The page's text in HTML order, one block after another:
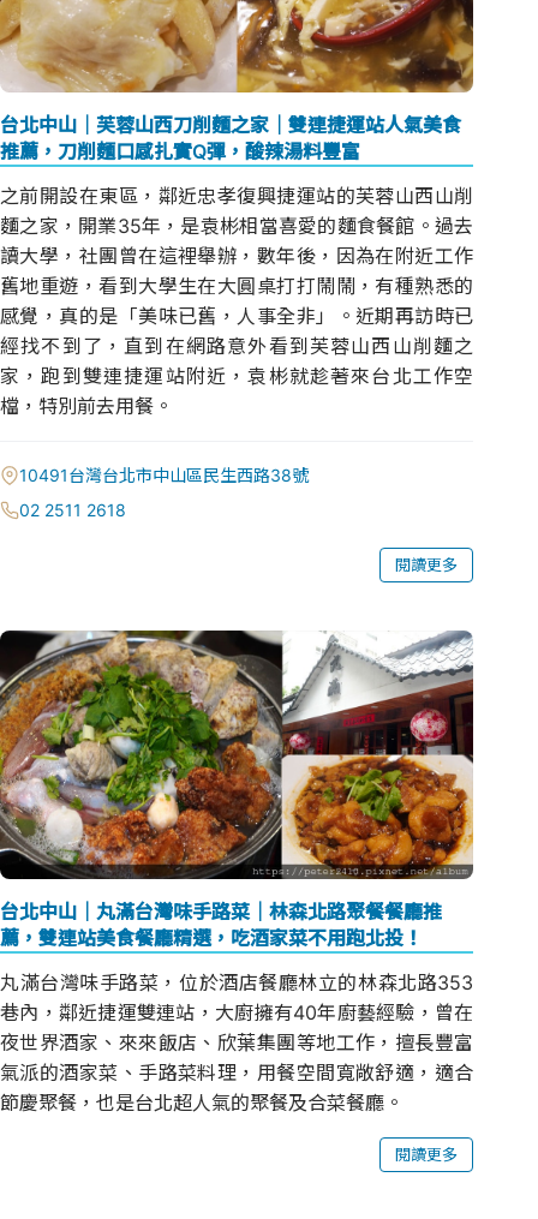
台北中山│芙蓉山西刀削麵之家│雙連捷運站人氣美食
推薦，刀削麵口感扎實Q彈，酸辣湯料豐富
之前開設在東區，鄰近忠孝復興捷運站的芙蓉山西山削
麵之家，開業35年，是袁彬相當喜愛的麵食餐館。過去
讀大學，社團曾在這裡舉辦，數年後，因為在附近工作
舊地重遊，看到大學生在大圓桌打打鬧鬧，有種熟悉的
感覺，真的是「美味已舊，人事全非」。近期再訪時已
經找不到了，直到在網路意外看到芙蓉山西山削麵之
家，跑到雙連捷運站附近，袁彬就趁著來台北工作空
檔，特別前去用餐。
10491台灣台北市中山區民生西路38號
02 2511 2618
閱讀更多
台北中山｜丸滿台灣味手路菜｜林森北路聚餐餐廳推
薦，雙連站美食餐廳精選，吃酒家菜不用跑北投！
丸滿台灣味手路菜，位於酒店餐廳林立的林森北路353
巷內，鄰近捷運雙連站，大廚擁有40年廚藝經驗，曾在
夜世界酒家、來來飯店、欣葉集團等地工作，擅長豐富
氣派的酒家菜、手路菜料理，用餐空間寬敞舒適，適合
節慶聚餐，也是台北超人氣的聚餐及合菜餐廳。
閱讀更多